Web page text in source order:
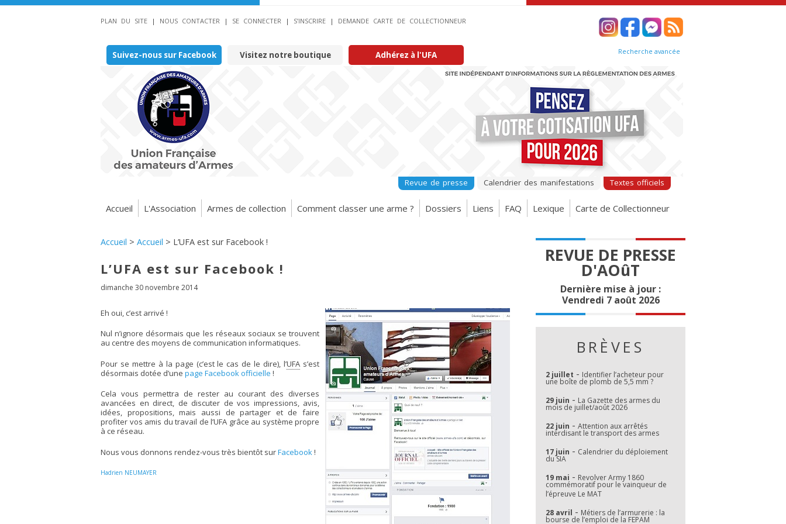
PLAN DU SITE | NOUS CONTACTER | SE CONNECTER | S’INSCRIRE | DEMANDE CARTE DE COLLECTIONNEUR
Suivez-nous sur Facebook Visitez notre boutique Adhérez à l'UFA Recherche avancée
Revue de presse Calendrier des manifestations Textes officiels
Accueil L'Association Armes de collection Comment classer une arme ? Dossiers Liens FAQ Lexique Carte de Collectionneur
Accueil > Accueil > L’UFA est sur Facebook !
L’UFA est sur Facebook !
dimanche 30 novembre 2014
Eh oui, c’est arrivé !
Nul n’ignore désormais que les réseaux sociaux se trouvent
au centre des moyens de communication informatiques.
Pour se mettre à la page (c’est le cas de le dire), l’UFA s’est
désormais dotée d’une page Facebook officielle !
Cela vous permettra de rester au courant des diverses
avancées en direct, de discuter de vos impressions, avis,
idées, propositions, mais aussi de partager et de faire
profiter vos amis du travail de l’UFA grâce au système propre
à ce réseau.
Nous vous donnons rendez-vous très bientôt surFacebook !
Hadrien NEUMAYER
REVUE DE PRESSE
D'AOûT
Dernière mise à jour :
Vendredi 7 août 2026
BRÈVES
2 juillet - Identifier l’acheteur pour
une boîte de plomb de 5,5 mm ?
29 juin - La Gazette des armes du
mois de juillet/août 2026
22 juin - Attention aux arrêtés
interdisant le transport des armes
17 juin - Calendrier du déploiement
du SIA
19 mai - Revolver Army 1860
commémoratif pour le vainqueur de
l’épreuve Le MAT
28 avril - Métiers de l’armurerie : la
bourse de l’emploi de la FEPAM